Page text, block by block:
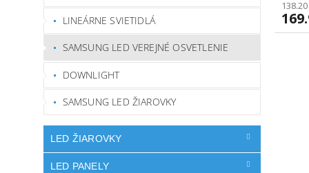
LINEÁRNE SVIETIDLÁ
SAMSUNG LED VEREJNÉ OSVETLENIE
DOWNLIGHT
SAMSUNG LED ŽIAROVKY
LED ŽIAROVKY
LED PANELY